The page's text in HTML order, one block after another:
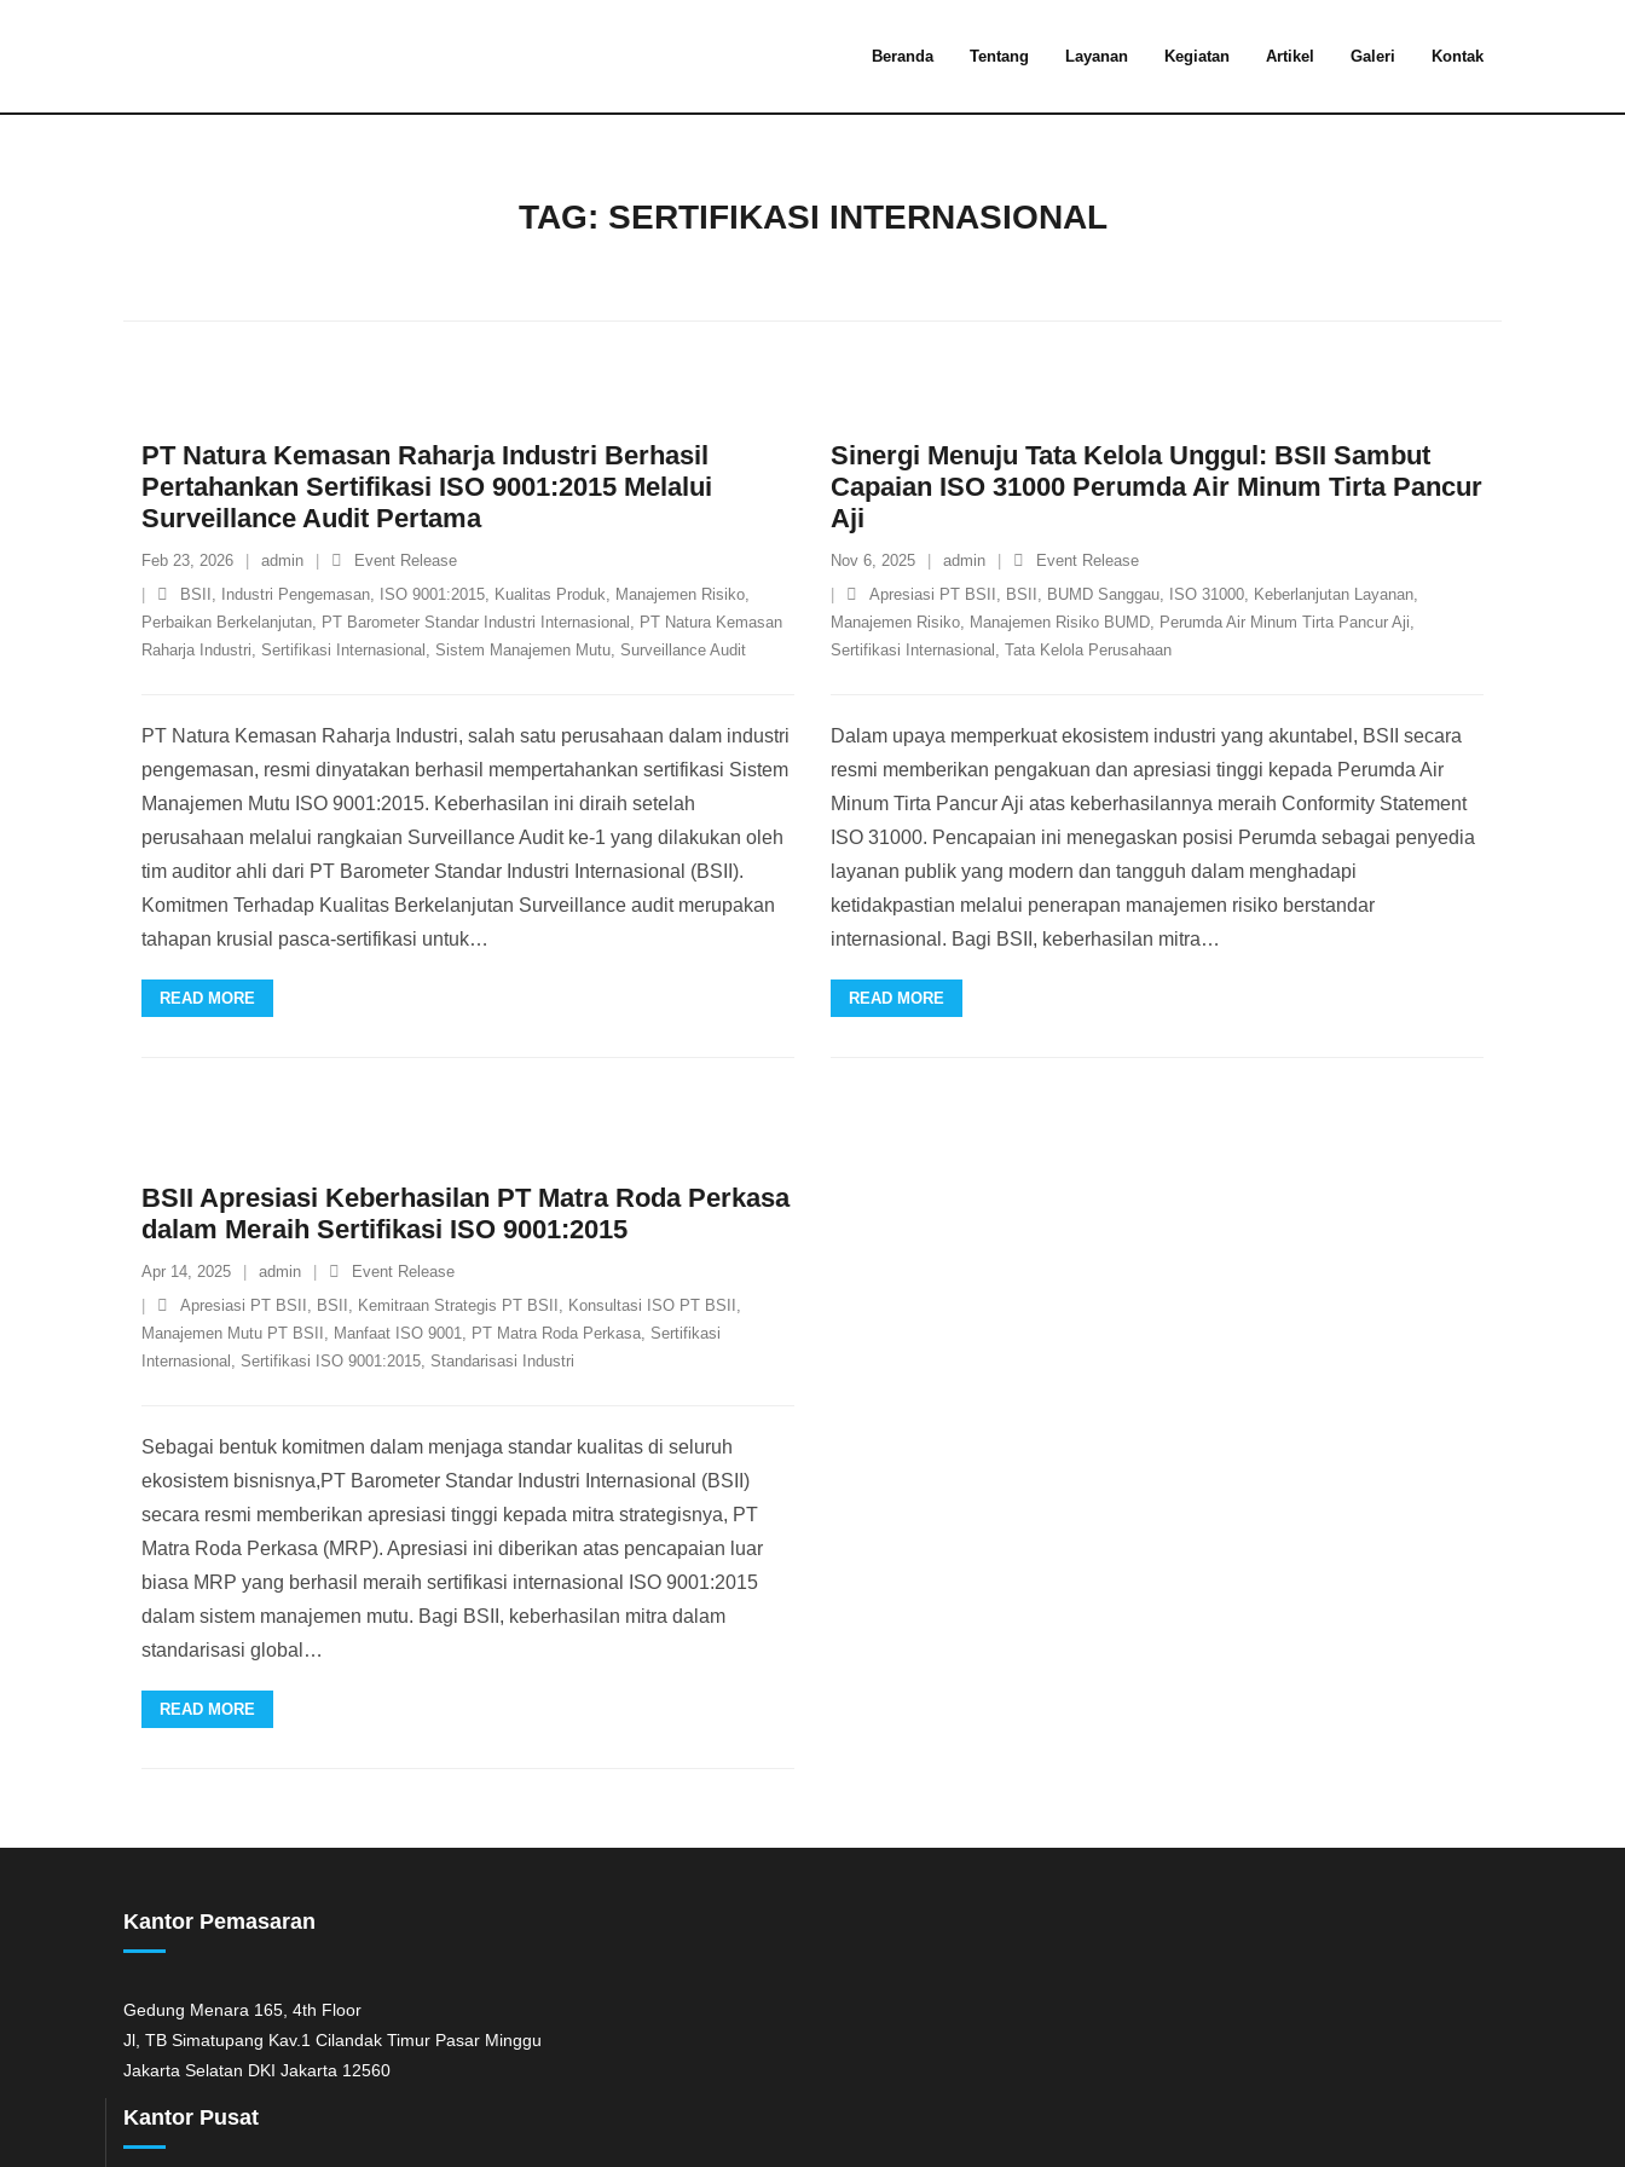
Beranda Tentang Layanan Kegiatan Artikel Galeri Kontak
TAG: SERTIFIKASI INTERNASIONAL
PT Natura Kemasan Raharja Industri Berhasil
Pertahankan Sertifikasi ISO 9001:2015 Melalui
Surveillance Audit Pertama
Feb 23, 2026 admin
Event Release
BSII , Industri Pengemasan, ISO 9001:2015, Kualitas Produk, Manajemen Risiko,
Perbaikan Berkelanjutan, PT Barometer Standar Industri Internasional , PT Natura Kemasan
Raharja Industri, Sertifikasi Internasional , Sistem Manajemen Mutu, Surveillance Audit
PT Natura Kemasan Raharja Industri, salah satu perusahaan dalam industri
pengemasan, resmi dinyatakan berhasil mempertahankan sertifikasi Sistem
Manajemen Mutu ISO 9001:2015. Keberhasilan ini diraih setelah
perusahaan melalui rangkaian Surveillance Audit ke-1 yang dilakukan oleh
tim auditor ahli dari PT Barometer Standar Industri Internasional (BSII).
Komitmen Terhadap Kualitas Berkelanjutan Surveillance audit merupakan
tahapan krusial pasca-sertifikasi untuk…
READ MORE
Sinergi Menuju Tata Kelola Unggul: BSII Sambut
Capaian ISO 31000 Perumda Air Minum Tirta Pancur
Aji
Nov 6, 2025 admin
Event Release
Apresiasi PT BSII , BSII , BUMD Sanggau, ISO 31000, Keberlanjutan Layanan,
Manajemen Risiko, Manajemen Risiko BUMD, Perumda Air Minum Tirta Pancur Aji,
Sertifikasi Internasional , Tata Kelola Perusahaan
Dalam upaya memperkuat ekosistem industri yang akuntabel, BSII secara
resmi memberikan pengakuan dan apresiasi tinggi kepada Perumda Air
Minum Tirta Pancur Aji atas keberhasilannya meraih Conformity Statement
ISO 31000. Pencapaian ini menegaskan posisi Perumda sebagai penyedia
layanan publik yang modern dan tangguh dalam menghadapi
ketidakpastian melalui penerapan manajemen risiko berstandar
internasional. Bagi BSII, keberhasilan mitra…
READ MORE
BSII Apresiasi Keberhasilan PT Matra Roda Perkasa
dalam Meraih Sertifikasi ISO 9001:2015
Apr 14, 2025 admin
Event Release
Apresiasi PT BSII , BSII , Kemitraan Strategis PT BSII , Konsultasi ISO PT BSII ,
Manajemen Mutu PT BSII , Manfaat ISO 9001, PT Matra Roda Perkasa, Sertifikasi
Internasional , Sertifikasi ISO 9001:2015, Standarisasi Industri
Sebagai bentuk komitmen dalam menjaga standar kualitas di seluruh
ekosistem bisnisnya,PT Barometer Standar Industri Internasional (BSII)
secara resmi memberikan apresiasi tinggi kepada mitra strategisnya, PT
Matra Roda Perkasa (MRP). Apresiasi ini diberikan atas pencapaian luar
biasa MRP yang berhasil meraih sertifikasi internasional ISO 9001:2015
dalam sistem manajemen mutu. Bagi BSII, keberhasilan mitra dalam
standarisasi global …
READ MORE
Kantor Pemasaran
Gedung Menara 165, 4th Floor
Jl, TB Simatupang Kav.1 Cilandak Timur Pasar Minggu
Jakarta Selatan DKI Jakarta 12560
Kantor Pusat